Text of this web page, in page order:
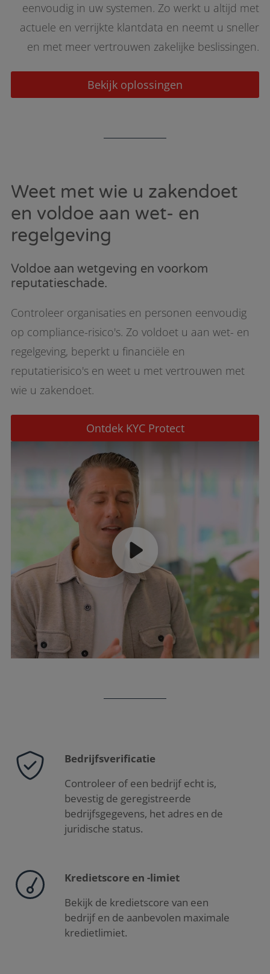
eenvoudig in uw systemen. Zo werkt u altijd met
actuele en verrijkte klantdata en neemt u sneller
en met meer vertrouwen zakelijke beslissingen.
Bekijk oplossingen
Weet met wie u zakendoet
en voldoe aan wet- en
regelgeving
Voldoe aan wetgeving en voorkom
reputatieschade.
Controleer organisaties en personen eenvoudig
op compliance-risico's. Zo voldoet u aan wet- en
regelgeving, beperkt u financiële en
reputatierisico's en weet u met vertrouwen met
wie u zakendoet.
Ontdek KYC Protect
Bedrijfsverificatie
Controleer of een bedrijf echt is,
bevestig de geregistreerde
bedrijfsgegevens, het adres en de
juridische status.
Kredietscore en -limiet
Bekijk de kredietscore van een
bedrijf en de aanbevolen maximale
kredietlimiet.